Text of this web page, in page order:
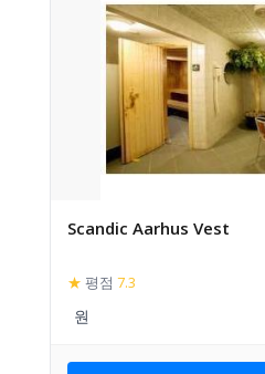
Scandic Aarhus Vest
★ 평점 7.3